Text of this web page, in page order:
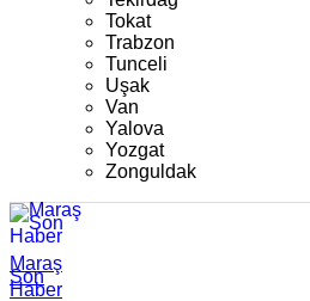
Tokat
Trabzon
Tunceli
Uşak
Van
Yalova
Yozgat
Zonguldak
Maraş
Son
Haber